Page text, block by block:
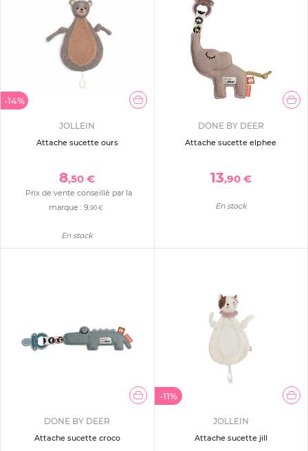
-14%
JOLLEIN
Attache sucette ours
8,50 €
Prix de vente conseillé par la
marque : 9 ,90 €
En stock
DONE BY DEER
Attache sucette elphee
13,90 €
En stock
DONE BY DEER
Attache sucette croco
-11%
JOLLEIN
Attache sucette jill